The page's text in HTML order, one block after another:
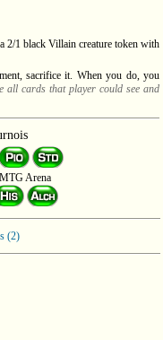
2/1 black Villain creature token with
sacrifice it. When you do, you
all cards that player could see and
MTG Arena
(2)